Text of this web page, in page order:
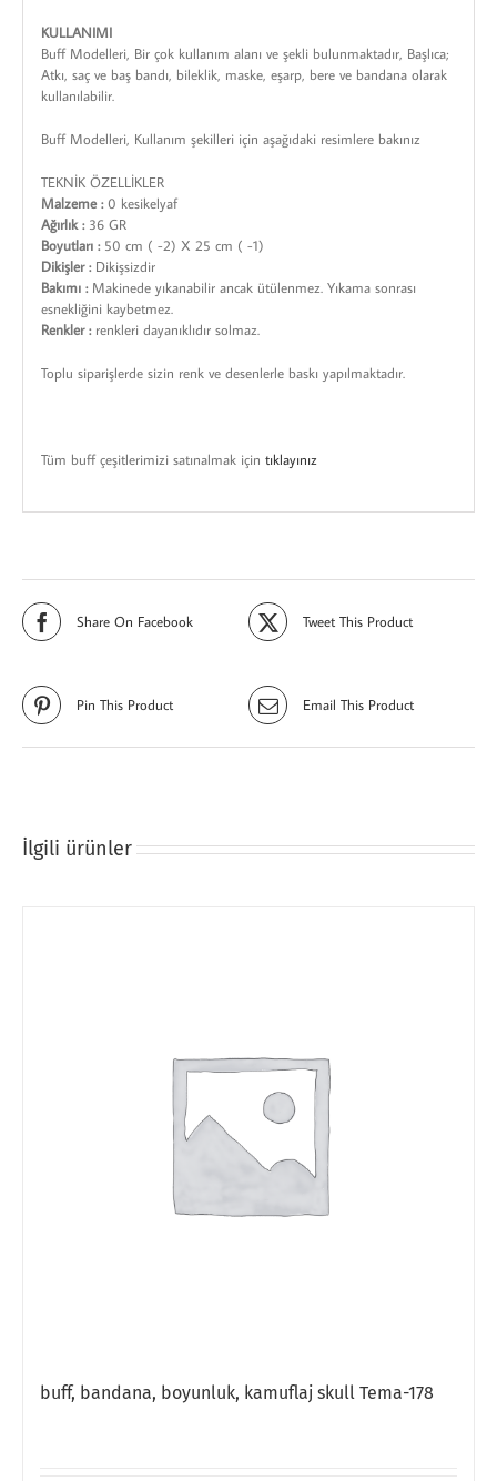
KULLANIMI
Buff Modelleri, Bir çok kullanım alanı ve şekli bulunmaktadır, Başlıca;
Atkı, saç ve baş bandı, bileklik, maske, eşarp, bere ve bandana olarak
kullanılabilir.
Buff Modelleri, Kullanım şekilleri için aşağıdaki resimlere bakınız
TEKNİK ÖZELLİKLER
Malzeme :0 kesikelyaf
Ağırlık :36 GR
Boyutları :50 cm ( -2) X 25 cm ( -1)
Dikişler : Dikişsizdir
Bakımı : Makinede yıkanabilir ancak ütülenmez. Yıkama sonrası
esnekliğini kaybetmez.
Renkler :renkleri dayanıklıdır solmaz.
Toplu siparişlerde sizin renk ve desenlerle baskı yapılmaktadır.
Tüm buff çeşitlerimizi satınalmak içintıklayınız
Share On Facebook Tweet This Product
Pin This Product Email This Product
İlgili ürünler
buff, bandana, boyunluk, kamuflaj skull Tema-178